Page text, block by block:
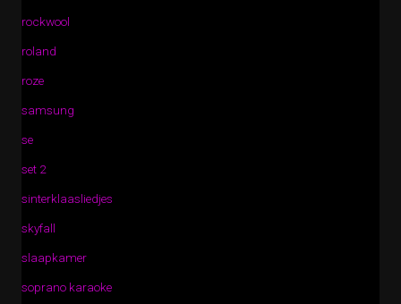
rockwool
roland
roze
samsung
se
set 2
sinterklaasliedjes
skyfall
slaapkamer
soprano karaoke